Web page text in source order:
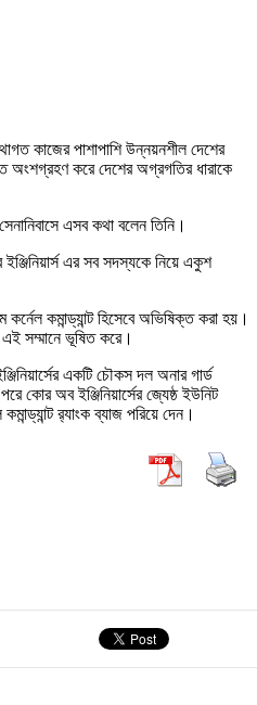
কাজের পাশাপাশি উন্নয়নশীল দেশের
অংশগ্রহণ করে দেশের অগ্রগতির ধারাকে
এসব কথা বলেন তিনি।
এর সব সদস্যকে নিয়ে একুশ
কমান্ড্যান্ট হিসেবে অভিষিক্ত করা হয়।
এই সম্মানে ভূষিত করে।
একটি চৌকস দল অনার গার্ড
কোর অব ইঞ্জিনিয়ার্সের জ্যেষ্ঠ ইউনিট
র‌্যাংক ব্যাজ পরিয়ে দেন।